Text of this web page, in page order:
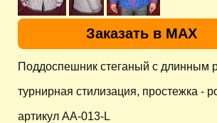
Заказать в MAX
Поддоспешник стеганый с длинным
турнирная стилизация, простежка -
артикул AA-013-L